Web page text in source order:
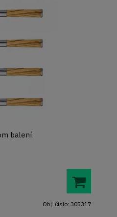
balení
Obj. čislo: 305317